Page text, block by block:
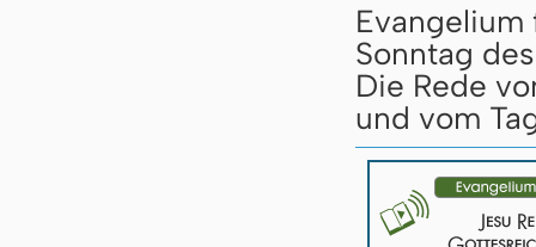
Sonntag
Die Rede
und vom